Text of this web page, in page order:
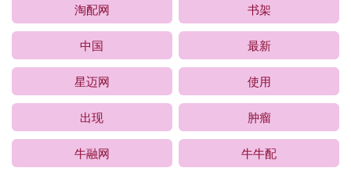
淘配网 书架
中国 最新
星迈网 使用
出现 肿瘤
牛融网 牛牛配